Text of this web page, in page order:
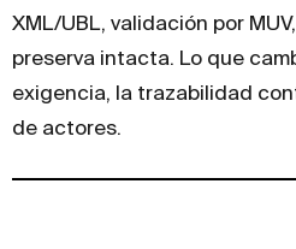
XML/UBL, validación por
preserva intacta. Lo que
exigencia, la trazabilidad
de actores.